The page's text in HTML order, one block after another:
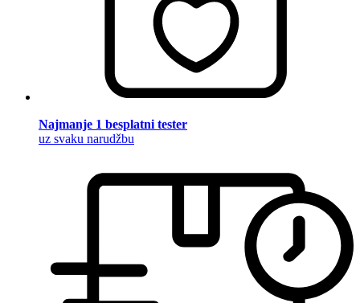
Najmanje 1 besplatni tester
uz svaku narudžbu